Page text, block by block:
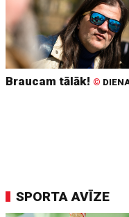
Braucam tālāk! ©
SPORTA AVĪZE